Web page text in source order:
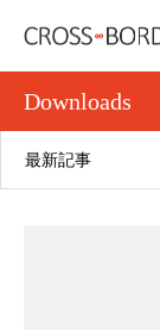
Downloads
最新記事